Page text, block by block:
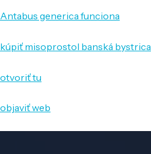
Antabus generica funciona
kúpiť misoprostol banská bystrica
otvoriť tu
objaviť web